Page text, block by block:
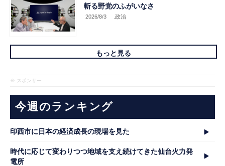
斬る野党のふがいなさ
2026/8/3 .政治
もっと見る
※ スポンサー
今週のランキング
印西市に日本の経済成長の現場を見た
時代に応じて変わりつつ地域を支え続けてきた仙台火力発
電所